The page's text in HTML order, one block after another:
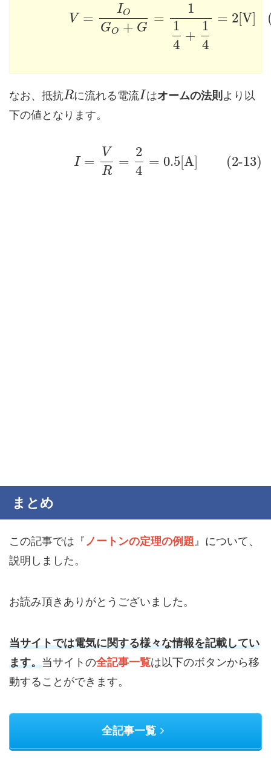
V =
IO
GO + G
=
1
1
4
+
1
4
= 2[V]
なお、抵抗Rに流れる電流Iはオームの法則 より以
下の値となります。
I =
V
R
=
2
4
= 0.5[A] (2-13)
まとめ
この記事では『 ノートンの定理の例題 』について、
説明しました。
お読み頂きありがとうございました。
当サイトでは電気に関する様々な情報を記載してい
ます。当サイトの全記事一覧は以下のボタンから移
動することができます。
全記事一覧